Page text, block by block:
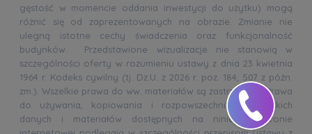
gęstość w momencie oddania inwestycji do użytku) mogą
różnić się od zaprezentowanych na obrazie. Zmianie nie
ulegną istotne cechy świadczenia oraz funkcjonalność
budynków. Przedstawione wizualizacje nie stanowią w
szczególności oferty w rozumieniu ustawy z dnia 23 kwietnia
1964 r. Kodeks cywilny (tj. Dz.U. z 2026 r. poz. 184, 507 z późn.
zm.). Wszelkie prawa do ww. materiałów są zastrzeżone. Prawa
do używania, kopiowania i rozpowszechniania wszelkich
danych i materiałów dostępnych na niniejszej stronie